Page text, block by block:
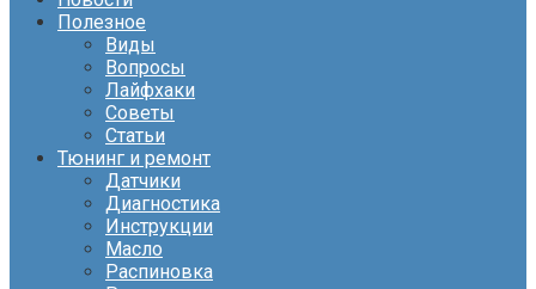
Полезное
Виды
Вопросы
Лайфхаки
Советы
Статьи
Тюнинг и ремонт
Датчики
Диагностика
Инструкции
Масло
Распиновка